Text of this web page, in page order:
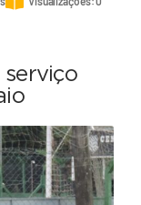
serviço